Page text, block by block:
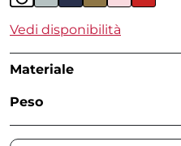
Vedi disponibilità
Materiale
Peso